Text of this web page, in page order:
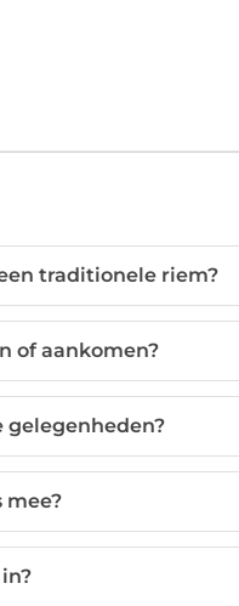
traditionele riem?
of aankomen?
gelegenheden?
mee?